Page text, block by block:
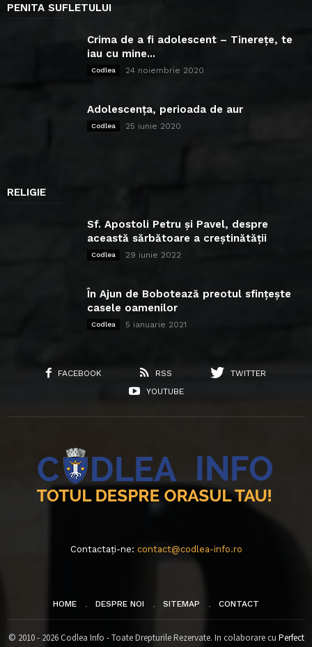
PENITA SUFLETULUI
Crima de a fi adolescent – Tinerețe, te
iau cu mine...
Codlea 24 noiembrie 2020
Adolescența, perioada de aur
Codlea 25 iunie 2020
RELIGIE
Sf. Apostoli Petru și Pavel, despre
această sărbătoare a creștinătății
Codlea 29 iunie 2022
În Ajun de Bobotează preotul sfințește
casele oamenilor
Codlea 5 ianuarie 2021
FACEBOOK RSS
TWITTER
YOUTUBE
Contactați-ne: contact@codlea-info.ro
HOME DESPRE NOI SITEMAP CONTACT
© 2010 - 2026 Codlea Info - Toate Drepturile Rezervate. In colaborare cu Perfect